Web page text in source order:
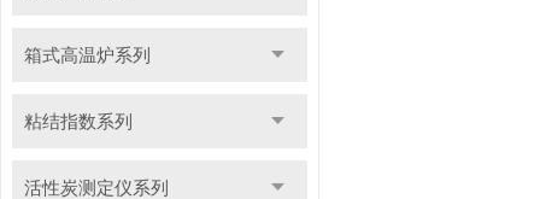
箱式高温炉系列
粘结指数系列
活性炭测定仪系列